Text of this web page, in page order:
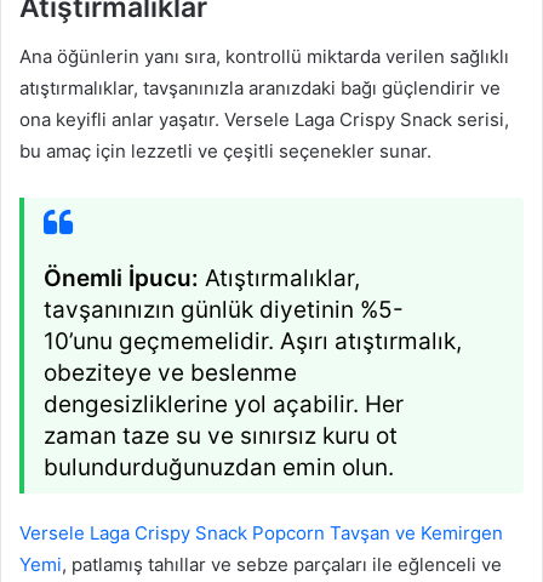
Atıştırmalıklar
Ana öğünlerin yanı sıra, kontrollü miktarda verilen sağlıklı
atıştırmalıklar, tavşanınızla aranızdaki bağı güçlendirir ve
ona keyifli anlar yaşatır. Versele Laga Crispy Snack serisi,
bu amaç için lezzetli ve çeşitli seçenekler sunar.
Önemli İpucu: Atıştırmalıklar,
tavşanınızın günlük diyetinin %5-
10’unu geçmemelidir. Aşırı atıştırmalık,
obeziteye ve beslenme
dengesizliklerine yol açabilir. Her
zaman taze su ve sınırsız kuru ot
bulundurduğunuzdan emin olun.
Versele Laga Crispy Snack Popcorn Tavşan ve Kemirgen
Yemi, patlamış tahıllar ve sebze parçaları ile eğlenceli ve